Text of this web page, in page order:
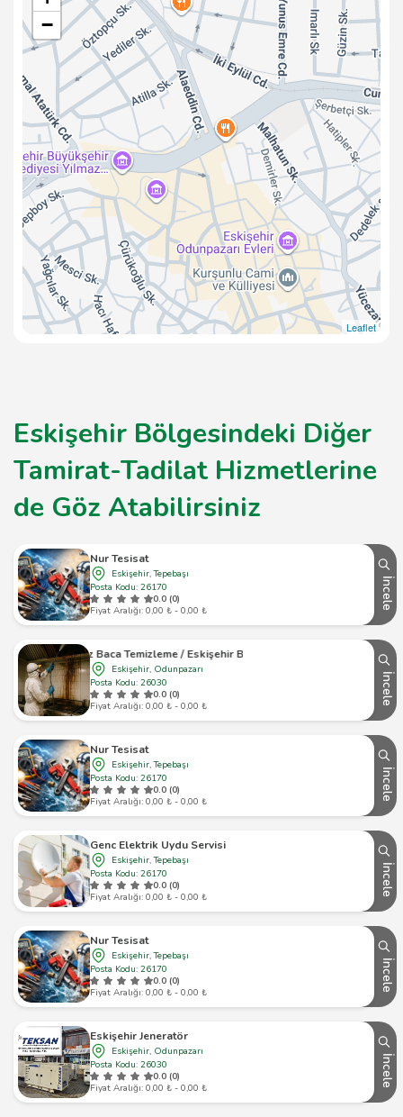
−
Leaflet
Eskişehir Bölgesindeki Diğer
Tamirat-Tadilat Hizmetlerine
de Göz Atabilirsiniz
Nur Tesisat
Eskişehir, Tepebaşı
Posta Kodu: 26170
0.0 (0)
Fiyat Aralığı: 0,00 ₺ - 0,00 ₺
İncele
Adayıldız Baca Temizleme / Eskişehir Baca Temizleme
Eskişehir, Odunpazarı
Posta Kodu: 26030
0.0 (0)
Fiyat Aralığı: 0,00 ₺ - 0,00 ₺
İncele
Nur Tesisat
Eskişehir, Tepebaşı
Posta Kodu: 26170
0.0 (0)
Fiyat Aralığı: 0,00 ₺ - 0,00 ₺
İncele
Genc Elektrik Uydu Servisi
Eskişehir, Tepebaşı
Posta Kodu: 26170
0.0 (0)
Fiyat Aralığı: 0,00 ₺ - 0,00 ₺
İncele
Nur Tesisat
Eskişehir, Tepebaşı
Posta Kodu: 26170
0.0 (0)
Fiyat Aralığı: 0,00 ₺ - 0,00 ₺
İncele
Eskişehir Jeneratör
Eskişehir, Odunpazarı
Posta Kodu: 26030
0.0 (0)
Fiyat Aralığı: 0,00 ₺ - 0,00 ₺
İncele